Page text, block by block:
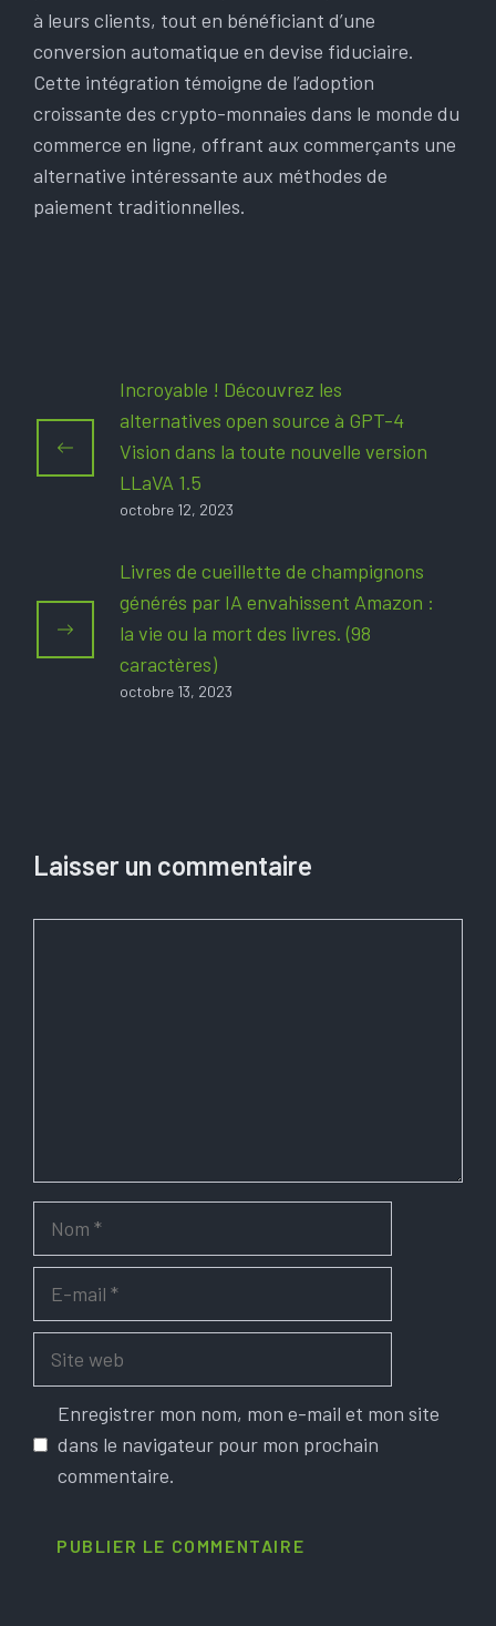
à leurs clients, tout en bénéficiant d’une
conversion automatique en devise fiduciaire.
Cette intégration témoigne de l’adoption
croissante des crypto-monnaies dans le monde du
commerce en ligne, offrant aux commerçants une
alternative intéressante aux méthodes de
paiement traditionnelles.
Incroyable ! Découvrez les
alternatives open source à GPT-4
Vision dans la toute nouvelle version
LLaVA 1.5
octobre 12, 2023
Livres de cueillette de champignons
générés par IA envahissent Amazon :
la vie ou la mort des livres. (98
caractères)
octobre 13, 2023
Laisser un commentaire
Enregistrer mon nom, mon e-mail et mon site
dans le navigateur pour mon prochain
commentaire.